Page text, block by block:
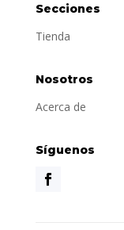
Secciones
Tienda
Nosotros
Acerca de
Síguenos